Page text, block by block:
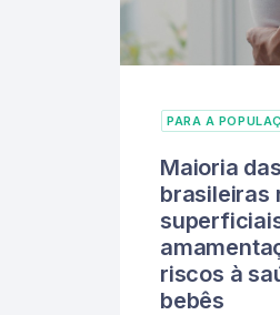
PARA A
Maioria
brasileiras
riscos à
bebês